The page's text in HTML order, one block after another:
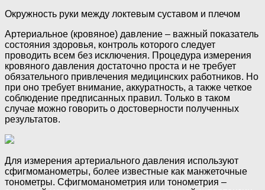
Окружность руки между локтевым суставом и плечом
Артериальное (кровяное) давление – важный показатель
состояния здоровья, контроль которого следует
проводить всем без исключения. Процедура измерения
кровяного давления достаточно проста и не требует
обязательного привлечения медицинских работников. Но
при оно требует внимание, аккуратность, а также четкое
соблюдение предписанных правил. Только в таком
случае можно говорить о достоверности полученных
результатов.
Для измерения артериального давления используют
сфигмоманометры, более известные как манжеточные
тонометры. Сфигмоманометрия или тонометрия –